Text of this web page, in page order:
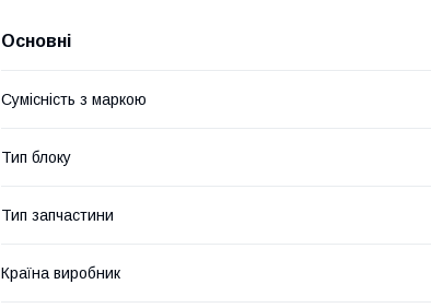
Основні
Сумісність з маркою
Тип блоку
Тип запчастини
Країна виробник